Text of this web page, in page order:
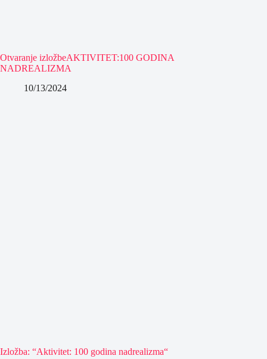
Otvaranje izložbeAKTIVITET:100 GODINA
NADREALIZMA
10/13/2024
Izložba: “Aktivitet: 100 godina nadrealizma“